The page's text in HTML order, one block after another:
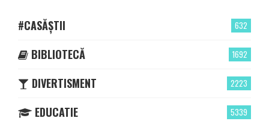
632
#CASĂȘTII
1692
BIBLIOTECĂ
2223
DIVERTISMENT
5339
EDUCATIE